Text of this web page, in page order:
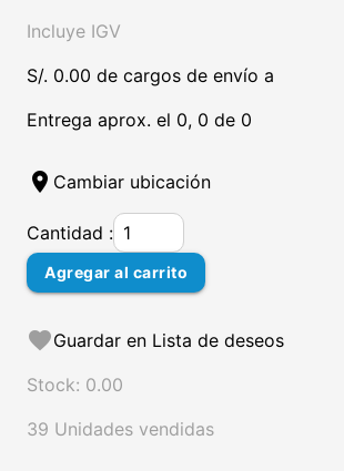
Incluye IGV
S/. 0.00 de cargos de envío a
Entrega aprox. el 0, 0 de 0
location_on Cambiar ubicación
Cantidad :
Agregar al carrito
favoriteGuardar en Lista de deseos
Stock: 0.00
39 Unidades vendidas